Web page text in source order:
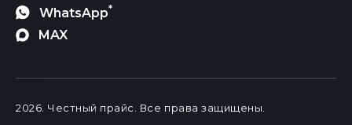
WhatsApp*
MAX
2026. Честный прайс. Все права защищены.